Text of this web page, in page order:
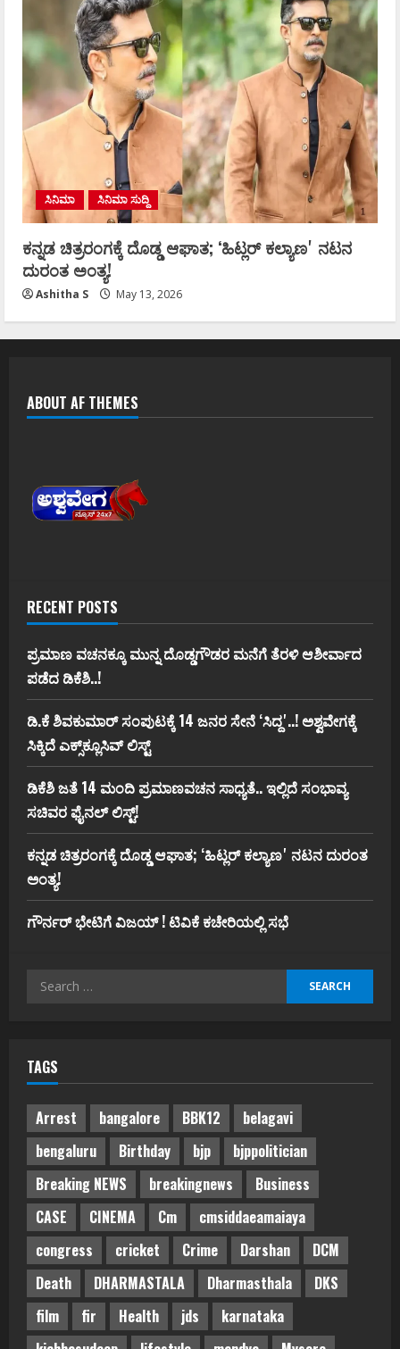
ಸಿನಿಮಾ ಸಿನಿಮಾ ಸುದ್ದಿ
ಕನ್ನಡ ಚಿತ್ರರಂಗಕ್ಕೆ ದೊಡ್ಡ ಆಘಾತ; ʻಹಿಟ್ಲರ್ ಕಲ್ಯಾಣʼ ನಟನ
ದುರಂತ ಅಂತ್ಯ!
Ashitha S May 13, 2026
ABOUT AF THEMES
RECENT POSTS
ಪ್ರಮಾಣ ವಚನಕ್ಕೂ ಮುನ್ನ ದೊಡ್ಡಗೌಡರ ಮನೆಗೆ ತೆರಳಿ ಆಶೀರ್ವಾದ
ಪಡೆದ ಡಿಕೆಶಿ..!
ಡಿ.ಕೆ ಶಿವಕುಮಾರ್‌ ಸಂಪುಟಕ್ಕೆ 14 ಜನರ ಸೇನೆ ʻಸಿದ್ದʼ..! ಅಶ್ವವೇಗಕ್ಕೆ
ಸಿಕ್ಕಿದೆ ಎಕ್ಸ್‌ಕ್ಲೂಸಿವ್‌ ಲಿಸ್ಟ್‌
ಡಿಕೆಶಿ ಜತೆ 14 ಮಂದಿ ಪ್ರಮಾಣವಚನ ಸಾಧ್ಯತೆ.. ಇಲ್ಲಿದೆ ಸಂಭಾವ್ಯ
ಸಚಿವರ ಫೈನಲ್ ಲಿಸ್ಟ್‌!
ಕನ್ನಡ ಚಿತ್ರರಂಗಕ್ಕೆ ದೊಡ್ಡ ಆಘಾತ; ʻಹಿಟ್ಲರ್ ಕಲ್ಯಾಣʼ ನಟನ ದುರಂತ
ಅಂತ್ಯ!
ಗೌರ್ನರ್‌ ಭೇಟಿಗೆ ವಿಜಯ್‌ ! ಟಿವಿಕೆ ಕಚೇರಿಯಲ್ಲಿ ಸಭೆ
Search
TAGS
Arrest bangalore BBK12
belagavi
bengaluru
Birthday bjp
bjppolitician
Breaking NEWS
breakingnews
Business
CASE
CINEMA Cm
cmsiddaeamaiaya
congress
cricket Crime Darshan
DCM
Death
DHARMASTALA Dharmasthala
DKS
film
fir Health jds
karnataka